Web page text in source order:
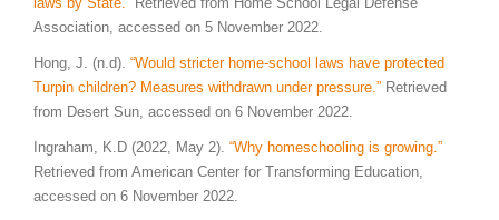
Association, accessed on 5 November 2022.
Hong, J. (n.d). “Would stricter home-school laws have protected
Turpin children? Measures withdrawn under pressure.” Retrieved
from Desert Sun, accessed on 6 November 2022.
Ingraham, K.D (2022, May 2). “Why homeschooling is growing.”
Retrieved from American Center for Transforming Education,
accessed on 6 November 2022.